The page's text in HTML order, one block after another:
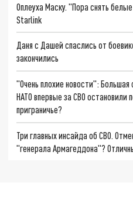
Оплеуха Маску. "Пора снять
Starlink
Даня с Дашей спаслись от
закончились
"Очень плохие новости":
НАТО впервые за СВО остановили
приграничье?
Три главных инсайда об СВО.
"генерала Армагеддона"?